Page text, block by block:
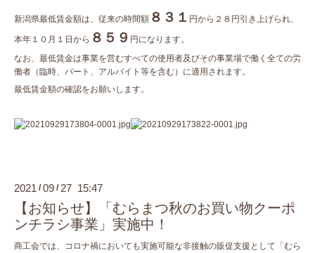
新潟県最低賃金額は、従来の時間額 ８３１ 円から２８円引き上げられ、
本年１０月１日から ８５９ 円になります。
なお、最低賃金は事業を営むすべての使用者及びその事業場で働く全ての労
働者（臨時、パート、アルバイト等を含む）に適用されます。
最低賃金額の確認をお願いします。
2021 /09 / 27 15:47
【お知らせ】「むらまつ秋のお買い物クーポ
ンチラシ事業」実施中！
商工会では、コロナ禍においても実施可能な非接触の販促支援として「むら